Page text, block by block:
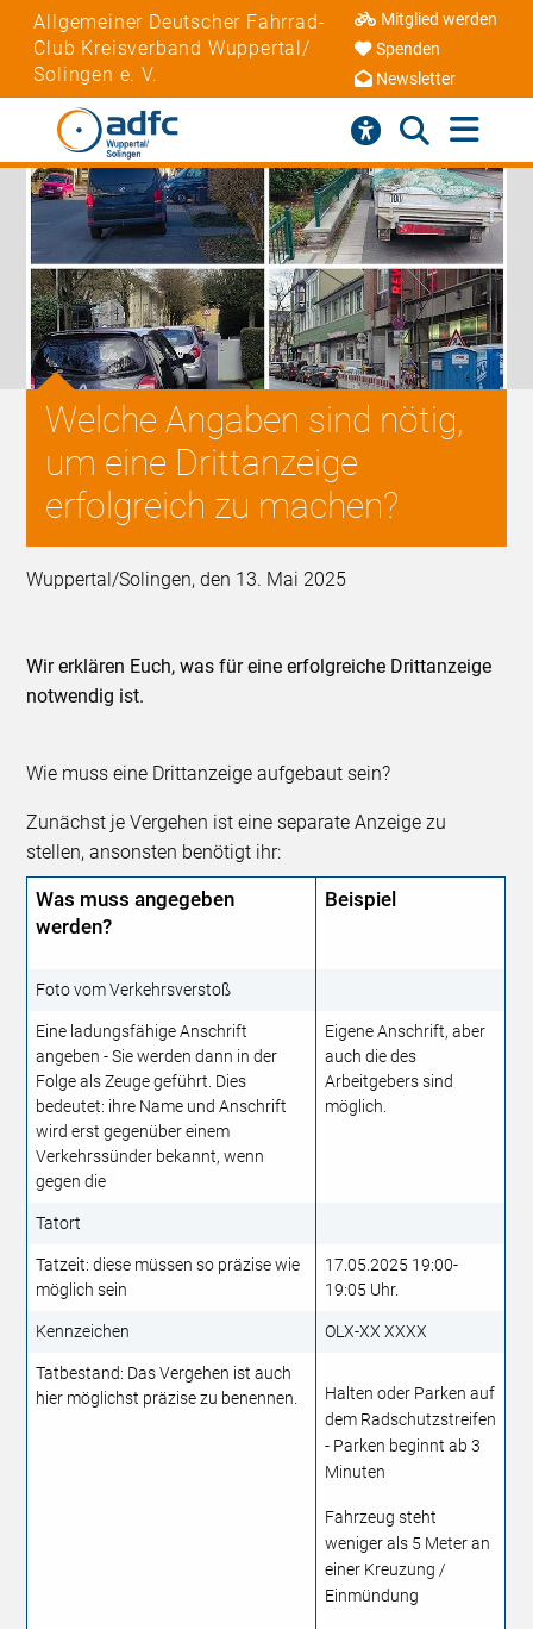
Allgemeiner Deutscher Fahrrad-
Club Kreisverband Wuppertal/
Solingen e. V.
Mitglied werden
Spenden
Newsletter
Welche Angaben sind nötig,
um eine Drittanzeige
erfolgreich zu machen?
Wuppertal/Solingen, den 13. Mai 2025
Wir erklären Euch, was für eine erfolgreiche Drittanzeige
notwendig ist.
Wie muss eine Drittanzeige aufgebaut sein?
Zunächst je Vergehen ist eine separate Anzeige zu
stellen, ansonsten benötigt ihr:
Was muss angegeben
werden?
Beispiel
Foto vom Verkehrsverstoß
Eine ladungsfähige Anschrift
angeben - Sie werden dann in der
Folge als Zeuge geführt. Dies
bedeutet: ihre Name und Anschrift
wird erst gegenüber einem
Verkehrssünder bekannt, wenn
gegen die
Eigene Anschrift, aber
auch die des
Arbeitgebers sind
möglich.
Tatort
Tatzeit: diese müssen so präzise wie
möglich sein
17.05.2025 19:00-
19:05 Uhr.
Kennzeichen OLX-XX XXXX
Tatbestand: Das Vergehen ist auch
hier möglichst präzise zu benennen.
Halten oder Parken auf
dem Radschutzstreifen
- Parken beginnt ab 3
Minuten
Fahrzeug steht
weniger als 5 Meter an
einer Kreuzung /
Einmündung